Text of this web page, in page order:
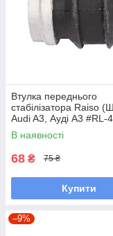
Втулка переднього
стабілізатора Raiso
Audi A3, Ауді А3 #RL-
UACKGAU7
В наявності
68 ₴ 75 ₴
Купити
–9%